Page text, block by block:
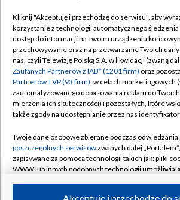
TVP
Abonament TVP
Emisja w TVP
Centrum informacji TVP
Naziemna Telewizja Cyfrowa
Rada Programowa
System NOS
Informacje o nadawcy
Regulamin TVP
Polityka
Moje zgody
Pomoc
Kontakt
Kanały
Kliknij "Akceptuję i przechodzę do serwisu", aby
korzystanie z technologii automatycznego śledzenia
dostęp do informacji na Twoim urządzeniu
przechowywanie oraz na przetwarzanie Twoich
nas, czyli Telewizję Polską S.A. w likwidacji (zwaną
Zaufanych Partnerów z IAB* (1201 firm) oraz
Partnerów TVP (93 firm), w celach marketingowych
zautomatyzowanego dopasowania reklam do
mierzenia ich skuteczności) i pozostałych, które
także zgody na udostępnianie przez nas
Twoje dane osobowe zbierane podczas odwiedzania
poszczególnych serwisówzwanych dalej
zapisywane za pomocą technologii takich jak: pliki
WWW lub innych podobnych technologii